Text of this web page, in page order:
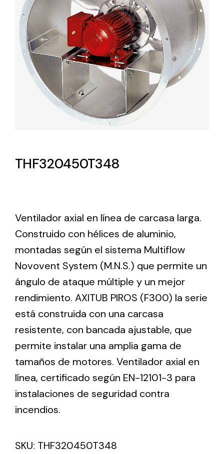
Lighting and Electrical
Equipment
Complete solutions in lighting and electrical
material for each project and need
Amplia gama de ventiladores y equipos de
Ventilation
The incorporation of Novovent into the group
meant a greater offer of ventilation products for
different uses
Iluminación Solar
Variedad de soluciones solares para todo tipo
de necesidades.
THF320450T348
Ventilador axial en línea de carcasa larga.
Construido con hélices de aluminio,
montadas según el sistema Multiflow
Novovent System (M.N.S.) que permite un
ángulo de ataque múltiple y un mejor
rendimiento. AXITUB PIROS (F300) la serie
está construida con una carcasa
resistente, con bancada ajustable, que
permite instalar una amplia gama de
tamaños de motores. Ventilador axial en
línea, certificado según EN-12101-3 para
instalaciones de seguridad contra
incendios.
SKU: THF320450T348